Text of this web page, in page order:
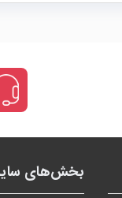
بخش‌های